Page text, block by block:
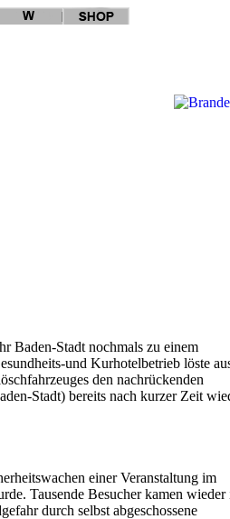
Baden-Stadt nochmals zu einem
und Kurhotelbetrieb löste
den nachrückenden
Stadt) bereits nach kurzer Zeit
einer Veranstaltung im
Tausende Besucher kamen wieder
durch selbst abgeschossene